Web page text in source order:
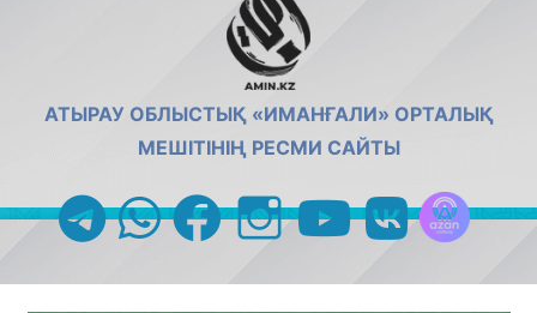
АТЫРАУ ОБЛЫСТЫҚ «ИМАНҒАЛИ» ОРТАЛЫҚ
МЕШІТІНІҢ РЕСМИ САЙТЫ
telegramwhatsappfacebookinstagramyoutubevk